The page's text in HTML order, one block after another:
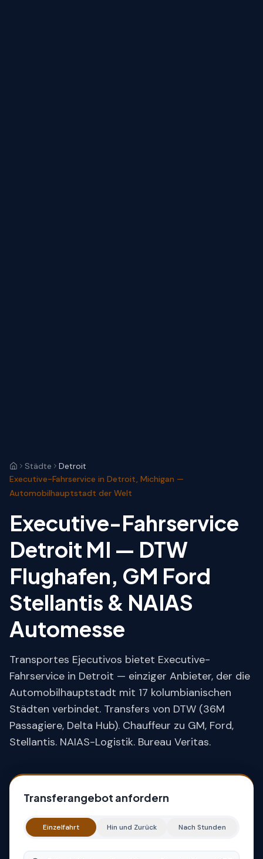
Städte
Detroit
Executive-Fahrservice in Detroit, Michigan —
Automobilhauptstadt der Welt
Executive-Fahrservice
Detroit MI — DTW
Flughafen, GM Ford
Stellantis & NAIAS
Automesse
Transportes Ejecutivos bietet Executive-
Fahrservice in Detroit — einziger Anbieter, der die
Automobilhauptstadt mit 17 kolumbianischen
Städten verbindet. Transfers von DTW (36M
Passagiere, Delta Hub). Chauffeur zu GM, Ford,
Stellantis. NAIAS-Logistik. Bureau Veritas.
Transferangebot anfordern
Einzelfahrt Hin und Zurück Nach Stunden